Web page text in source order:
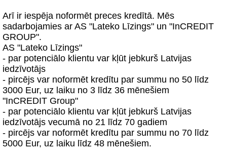
Arī ir iespēja noformēt preces kredītā. Mēs
sadarbojamies ar AS "Lateko Līzings" un "InCREDIT
GROUP".
AS "Lateko Līzings"
- par potenciālo klientu var kļūt jebkurš Latvijas
iedzīvotājs
- pircējs var noformēt kredītu par summu no 50 līdz
3000 Eur, uz laiku no 3 līdz 36 mēnešiem
"InCREDIT Group"
- par potenciālo klientu var kļūt jebkurš Latvijas
iedzīvotājs vecumā no 21 līdz 70 gadiem
- pircējs var noformēt kredītu par summu no 70 līdz
5000 Eur, uz laiku līdz 48 mēnešiem.